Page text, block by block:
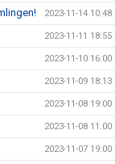
2023-11-14 10:48
2023-11-11 18:55
2023-11-10 16:00
2023-11-09 18:13
2023-11-08 19:00
2023-11-08 11:00
2023-11-07 19:00